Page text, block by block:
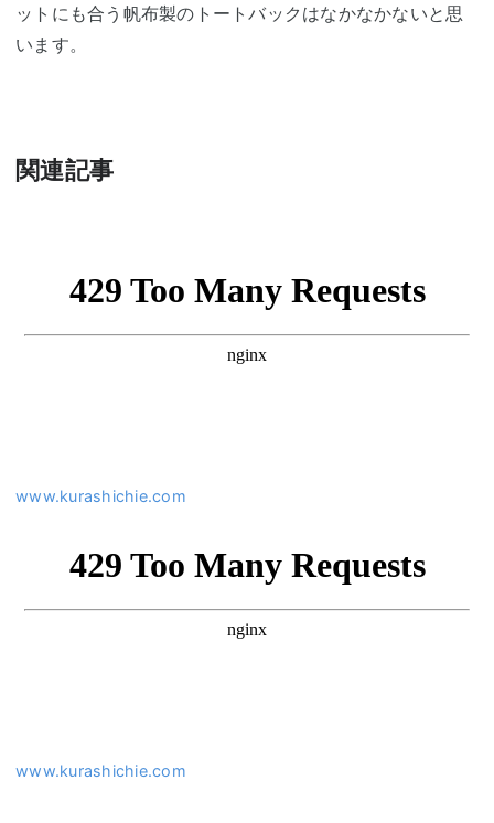
ットにも合う帆布製のトートバックはなかなかないと思
います。
関連記事
www.kurashichie.com
www.kurashichie.com